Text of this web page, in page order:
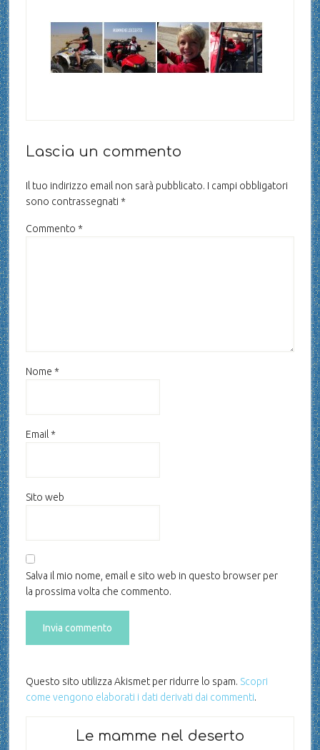
Lascia un commento
Il tuo indirizzo email non sarà pubblicato. I campi obbligatori
sono contrassegnati *
Commento *
Nome *
Email *
Sito web
Salva il mio nome, email e sito web in questo browser per
la prossima volta che commento.
Questo sito utilizza Akismet per ridurre lo spam. Scopri
come vengono elaborati i dati derivati dai commenti.
Le mamme nel deserto